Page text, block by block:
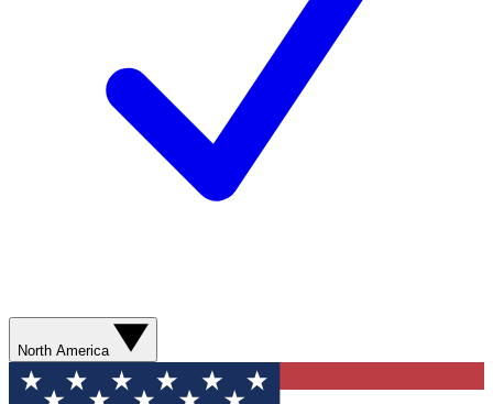
North America